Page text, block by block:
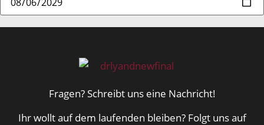
Fragen? Schreibt uns eine Nachricht!
Ihr wollt auf dem laufenden bleiben? Folgt uns auf